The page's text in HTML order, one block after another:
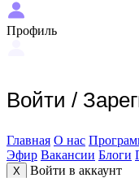
Профиль
Войти /
Главная О нас
Эфир Вакансии Блоги
X
Войти в аккаунт